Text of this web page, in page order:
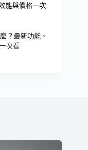
能與價格一次
？最新功能、
次看